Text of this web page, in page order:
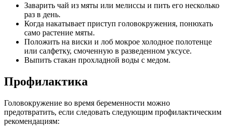
Заварить чай из мяты или мелиссы и пить его несколько
раз в день.
Когда накатывает приступ головокружения, понюхать
само растение мяты.
Положить на виски и лоб мокрое холодное полотенце
или салфетку, смоченную в разведенном уксусе.
Выпить стакан прохладной воды с медом.
Профилактика
Головокружение во время беременности можно
предотвратить, если следовать следующим профилактическим
рекомендациям: